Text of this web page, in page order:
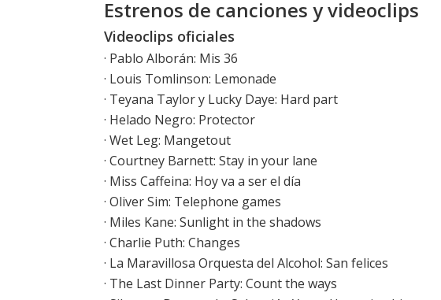
Estrenos de canciones y videoclips
Videoclips oficiales
· Pablo Alborán: Mis 36
· Louis Tomlinson: Lemonade
· Teyana Taylor y Lucky Daye: Hard part
· Helado Negro: Protector
· Wet Leg: Mangetout
· Courtney Barnett: Stay in your lane
· Miss Caffeina: Hoy va a ser el día
· Oliver Sim: Telephone games
· Miles Kane: Sunlight in the shadows
· Charlie Puth: Changes
· La Maravillosa Orquesta del Alcohol: San felices
· The Last Dinner Party: Count the ways